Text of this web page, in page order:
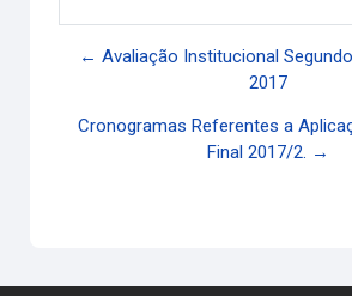
← Avaliação Institucional
2017
Cronogramas Referentes a
Final 2017/2. →